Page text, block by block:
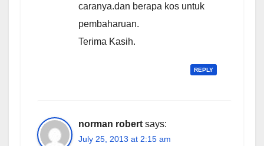
caranya.dan berapa kos untuk
pembaharuan.
Terima Kasih.
REPLY
norman robert says:
July 25, 2013 at 2:15 am